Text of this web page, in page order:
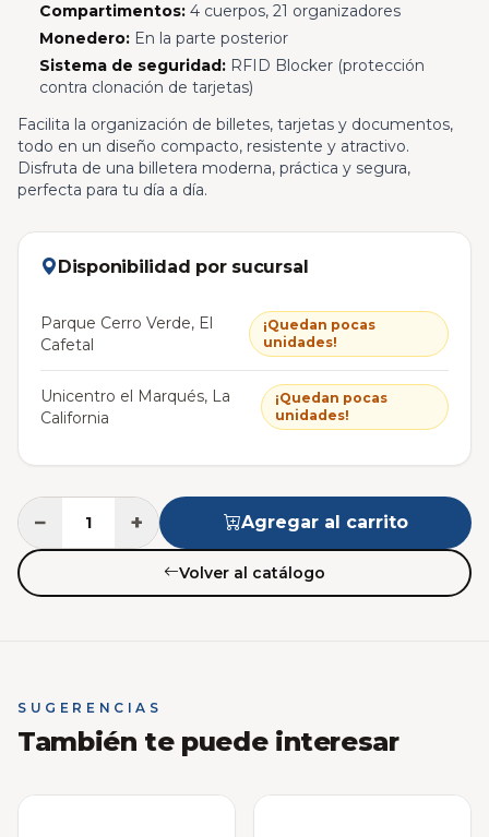
Compartimentos:4 cuerpos, 21 organizadores
Monedero:En la parte posterior
Sistema de seguridad:RFID Blocker (protección
contra clonación de tarjetas)
Facilita la organización de billetes, tarjetas y documentos,
todo en un diseño compacto, resistente y atractivo.
Disfruta de una billetera moderna, práctica y segura,
perfecta para tu día a día.
Disponibilidad por sucursal
Parque Cerro Verde, El
Cafetal
¡Quedan pocas
unidades!
Unicentro el Marqués, La
California
¡Quedan pocas
unidades!
− + Agregar al carrito
Volver al catálogo
SUGERENCIAS
También te puede interesar